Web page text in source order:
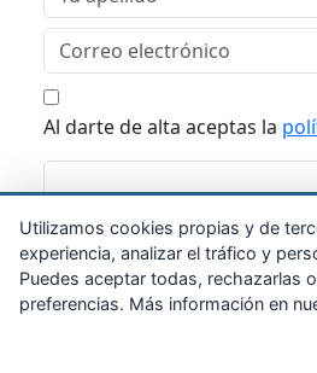
Al darte de alta aceptas la
Utilizamos cookies propias y de
experiencia, analizar el tráfico y
Puedes aceptar todas, rechazarlas
preferencias. Más información en